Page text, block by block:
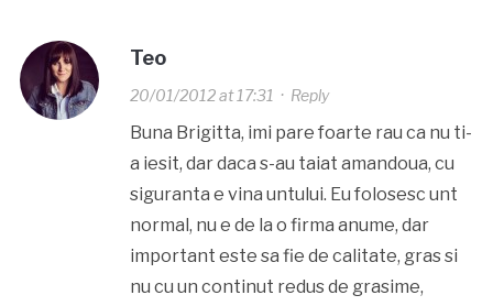
Teo
20/01/2012 at 17:31 · Reply
Buna Brigitta, imi pare foarte rau ca nu ti-
a iesit, dar daca s-au taiat amandoua, cu
siguranta e vina untului. Eu folosesc unt
normal, nu e de la o firma anume, dar
important este sa fie de calitate, gras si
nu cu un continut redus de grasime,